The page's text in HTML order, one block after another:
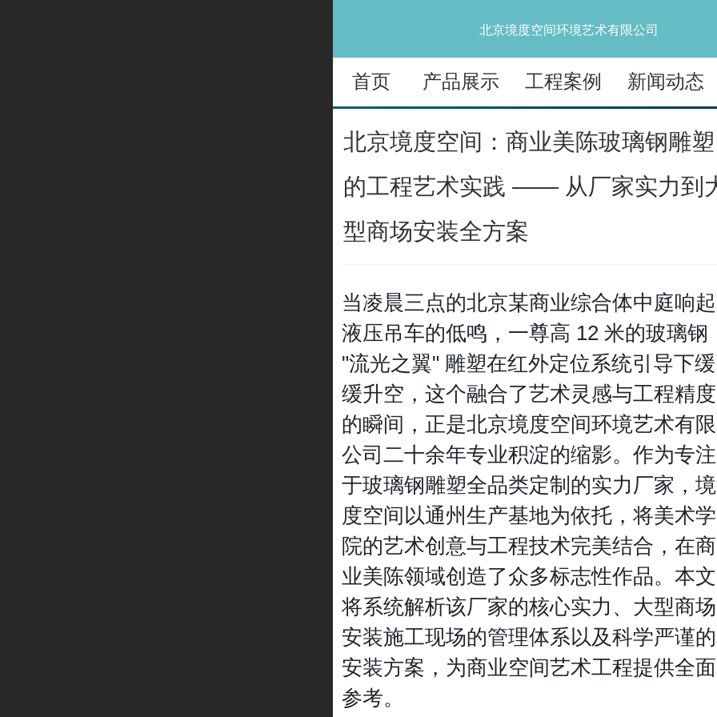
北京境度空间环境艺术有限公司
首页 产品展示 工程案例 新闻动态
北京境度空间：商业美陈玻璃钢雕塑
的工程艺术实践 —— 从厂家实力到
型商场安装全方案
当凌晨三点的北京某商业综合体中庭响起
液压吊车的低鸣，一尊高 12 米的玻璃钢
"流光之翼" 雕塑在红外定位系统引导下缓
缓升空，这个融合了艺术灵感与工程精度
的瞬间，正是北京境度空间环境艺术有限
公司二十余年专业积淀的缩影。作为专注
于玻璃钢雕塑全品类定制的实力厂家，境
度空间以通州生产基地为依托，将美术学
院的艺术创意与工程技术完美结合，在商
业美陈领域创造了众多标志性作品。本文
将系统解析该厂家的核心实力、大型商场
安装施工现场的管理体系以及科学严谨的
安装方案，为商业空间艺术工程提供全面
参考。